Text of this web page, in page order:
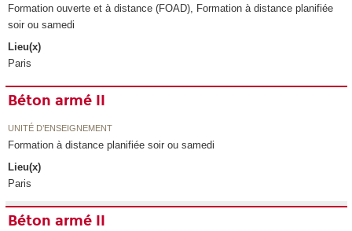
Formation ouverte et à distance (FOAD), Formation à distance planifiée
soir ou samedi
Lieu(x)
Paris
Béton armé II
UNITÉ D’ENSEIGNEMENT
Formation à distance planifiée soir ou samedi
Lieu(x)
Paris
Béton armé II